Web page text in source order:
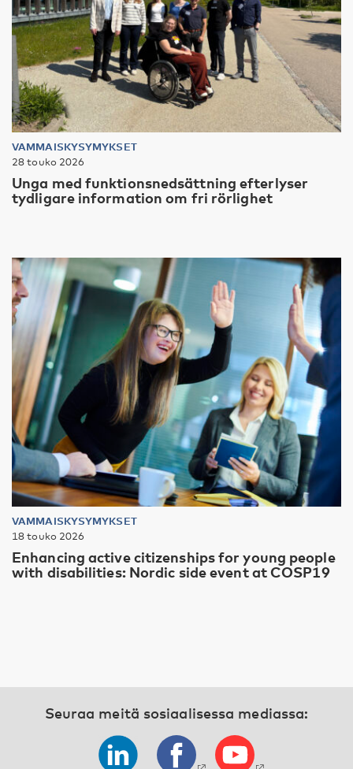
VAMMAISKYSYMYKSET
28 touko 2026
Unga med funktionsnedsättning efterlyser
tydligare information om fri rörlighet
VAMMAISKYSYMYKSET
18 touko 2026
Enhancing active citizenships for young people
with disabilities: Nordic side event at COSP19
Seuraa meitä sosiaalisessa mediassa: